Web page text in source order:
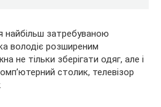
затребуваною
володіє розширеним
не тільки зберігати одяг, але і
столик, телевізор